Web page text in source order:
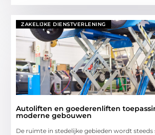
ZAKELIJKE DIENSTVERLENING
Autoliften en goederenliften
moderne gebouwen
De ruimte in stedelijke gebieden wordt steeds